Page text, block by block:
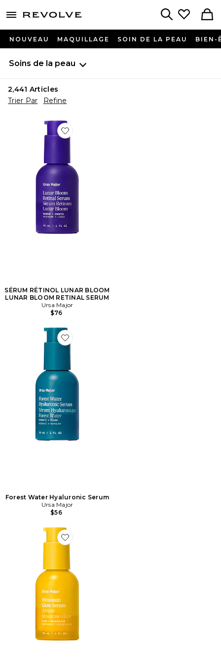
menu - shows more content
NOUVEAU MAQUILLAGE SOIN DE LA PEAU BIEN-
Soins de la peau
2,441 Articles
Trier Par
Refine
Favorite SÉRUM RÉTINOL LUNAR BLOOM LUNAR
SÉRUM RÉTINOL LUNAR BLOOM
LUNAR BLOOM RETINAL SERUM
Ursa Major
$76
Favorite Forest Water Hyaluronic Serum
Forest Water Hyaluronic Serum
Ursa Major
$56
Favorite SÉRUM MOUNTAIN GLOW MOUNTAIN